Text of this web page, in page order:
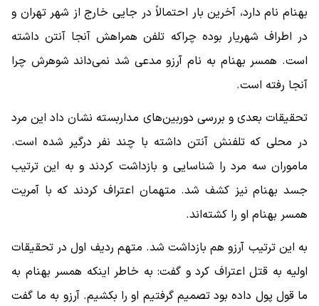
بهنام نام دارد، آخرین بار احتمالاً در جایی خارج از شهر تهران و
در اطراف شهریار بوده چراکه تلفن همراهش آنجا آنتن داشته‌
است. همسر بهنام به نام آرزو مدعی شد نمی‌داند شوهرش چرا
آنجا رفته است.
تحقیقات بعدی و بررسی دوربین‌های مداربسته نشان داد این مرد
در محلی که تلفنش آنتن داشته با چند نفر درگیر شده‌ است.
ماموران سه مرد را شناسایی و بازداشت کردند و به این ترتیب
جسد بهنام نیز کشف شد. متهمان اعتراف کردند که با آمریت
همسر بهنام او را کشته‌اند.
به این ترتیب آرزو هم بازداشت شد. متهم ردیف اول در تحقیقات
اولیه به قتل اعتراف کرد و گفت: به خاطر اینکه همسر بهنام به
ما قول پول داده بود تصمیم گرفتیم او را بکشیم. آرزو به ما گفت